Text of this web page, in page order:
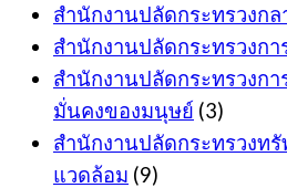
สำนักงานปลัดกระทรวงกล
สำนักงานปลัดกระทรวงกา
สำนักงานปลัดกระทรวงก
มั่นคงของมนุษย์ (3)
สำนักงานปลัดกระทรวงท
แวดล้อม (9)